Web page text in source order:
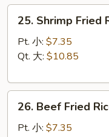
炒
Shrimp
Fried
Rice
炒
25. Shrimp Fried
Pt. 小: $7.35
Qt. 大: $10.85
Beef
Fried
26. Beef Fried
Pt. 小: $7.35